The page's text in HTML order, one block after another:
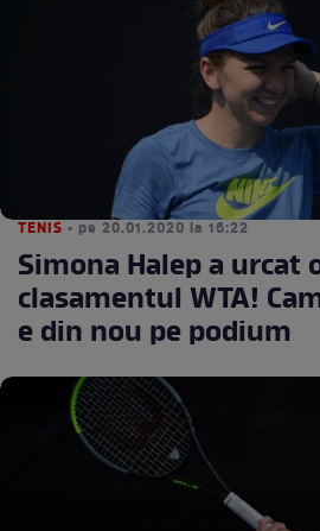
TENIS • pe 20.01.2020 la 16:22
Simona Halep a urcat
clasamentul WTA!
e din nou pe podium